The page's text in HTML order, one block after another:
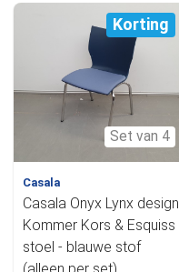
Korting
Set van 4
Casala
Casala Onyx Lynx design
Kommer Kors & Esquiss
stoel - blauwe stof